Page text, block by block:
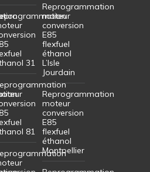
31
81
Reprogrammation
moteur
conversion
E85
flexfuel
éthanol
L’Isle
Jourdain
Reprogrammation
moteur
conversion
E85
flexfuel
éthanol
Montpellier